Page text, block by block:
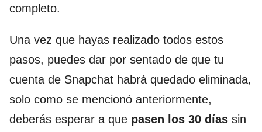
completo.
Una vez que hayas realizado todos estos
pasos, puedes dar por sentado de que tu
cuenta de Snapchat habrá quedado eliminada,
solo como se mencionó anteriormente,
deberás esperar a que pasen los 30 días sin